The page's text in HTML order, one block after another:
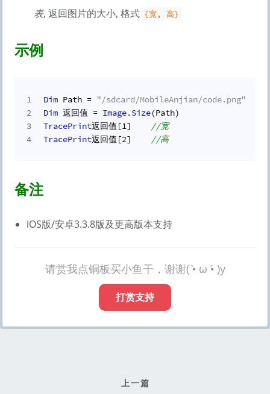
表, 返回图片的大小, 格式 {宽, 高}
示例
1
2
3
4
Dim Path = "/sdcard/MobileAnjian/code.png"
Dim 返回值 = Image.Size(Path)
TracePrint返回值[1]
//宽
TracePrint返回值[2] //高
备注
iOS版/安卓3.3.8版及更高版本支持
请赏我点铜板买小鱼干，谢谢( •̀ ω •́ )y
打赏支持
上一篇